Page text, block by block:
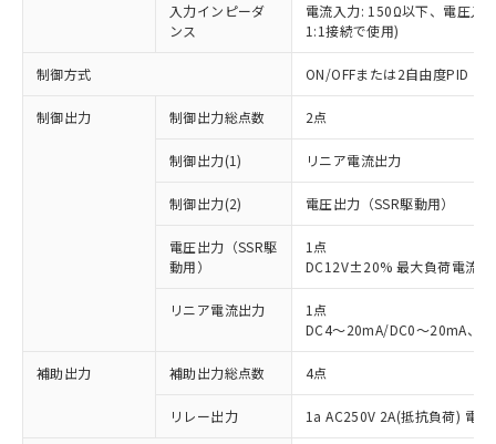
入力インピーダ
ンス
電流入力: 150Ω以下、電圧入
1:1接続で使用)
制御方式 ON/OFFまたは2自由度PID（
制御出力 制御出力総点数 2点
制御出力(1) リニア電流出力
制御出力(2) 電圧出力（SSR駆動用）
電圧出力（SSR駆
動用）
1点
DC12V±20% 最大負荷電流
リニア電流出力
1点
DC4～20mA/DC0～20mA、
補助出力 補助出力総点数 4点
リレー出力 1a AC250V 2A(抵抗負荷) 電